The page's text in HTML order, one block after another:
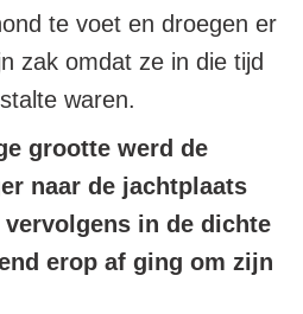
te voet en droegen er
zak omdat ze in die tijd
waren.
grootte werd de
naar de jachtplaats
in de dichte
erop af ging om zijn